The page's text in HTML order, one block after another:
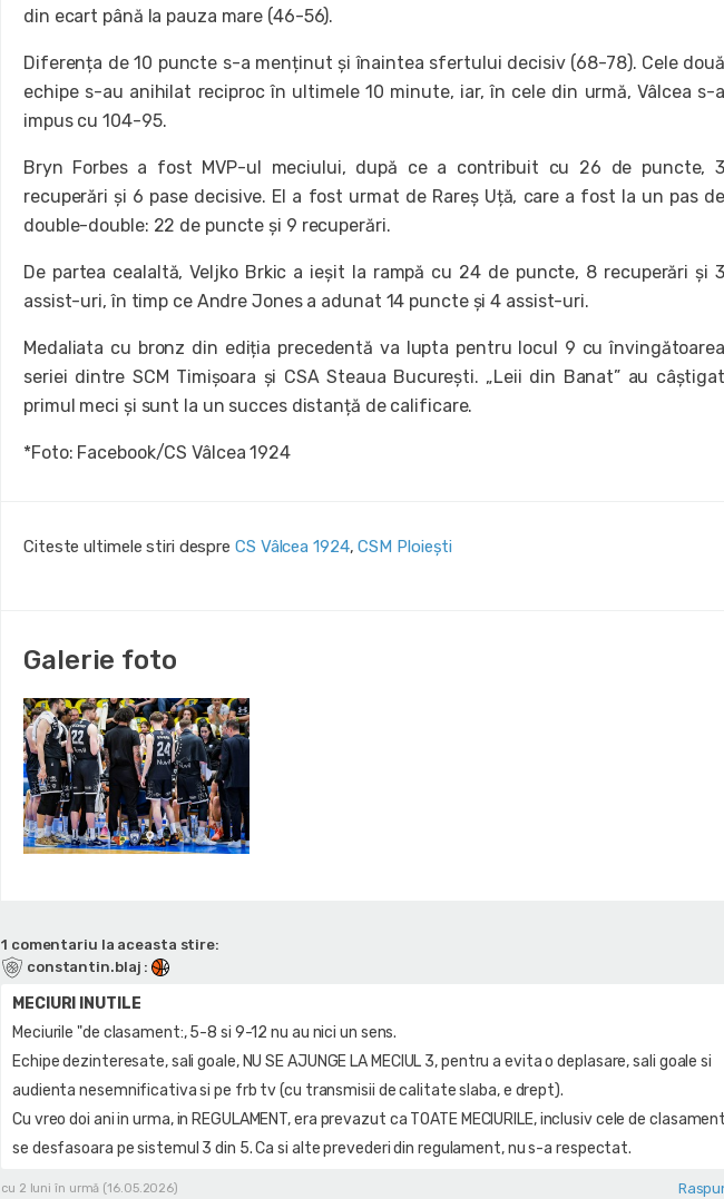
din ecart până la pauza mare (46-56).
Diferența de 10 puncte s-a menținut și înaintea sfertului decisiv (68-78). Cele două
echipe s-au anihilat reciproc în ultimele 10 minute, iar, în cele din urmă, Vâlcea s-a
impus cu 104-95.
Bryn Forbes a fost MVP-ul meciului, după ce a contribuit cu 26 de puncte, 3
recuperări și 6 pase decisive. El a fost urmat de Rareș Uță, care a fost la un pas de
double-double: 22 de puncte și 9 recuperări.
De partea cealaltă, Veljko Brkic a ieșit la rampă cu 24 de puncte, 8 recuperări și 3
assist-uri, în timp ce Andre Jones a adunat 14 puncte și 4 assist-uri.
Medaliata cu bronz din ediția precedentă va lupta pentru locul 9 cu învingătoarea
seriei dintre SCM Timișoara și CSA Steaua București. „Leii din Banat” au câștigat
primul meci și sunt la un succes distanță de calificare.
*Foto: Facebook/CS Vâlcea 1924
Citeste ultimele stiri despre CS Vâlcea 1924,CSM Ploiești
Galerie foto
1 comentariu la aceasta stire:
constantin.blaj :
MECIURI INUTILE
Meciurile "de clasament:, 5-8 si 9-12 nu au nici un sens.
Echipe dezinteresate, sali goale, NU SE AJUNGE LA MECIUL 3, pentru a evita o deplasare, sali goale si
audienta nesemnificativa si pe frb tv (cu transmisii de calitate slaba, e drept).
Cu vreo doi ani in urma, in REGULAMENT, era prevazut ca TOATE MECIURILE, inclusiv cele de clasament
se desfasoara pe sistemul 3 din 5. Ca si alte prevederi din regulament, nu s-a respectat.
cu 2 luni în urmă (16.05.2026)